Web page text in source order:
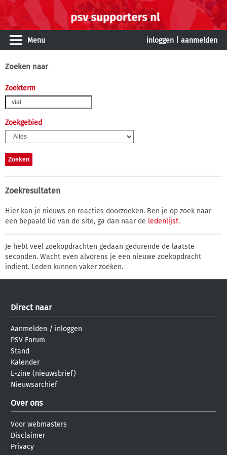
Menu inloggen aanmelden
Zoeken naar
Zoekterm
Zoekgebied
Zoekresultaten
Hier kan je nieuws en reacties doorzoeken. Ben je op zoek naar
een bepaald lid van de site, ga dan naar de ledenlijst.
Je hebt veel zoekopdrachten gedaan gedurende de laatste
seconden. Wacht even alvorens je een nieuwe zoekopdracht
indient. Leden kunnen vaker zoeken.
Direct naar
Aanmelden / inloggen
PSV Forum
Stand
Kalender
E-zine (nieuwsbrief)
Nieuwsarchief
Over ons
Voor webmasters
Disclaimer
Privacy